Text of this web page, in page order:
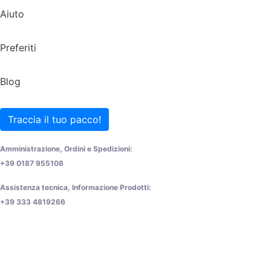
Aiuto
Preferiti
Blog
Traccia il tuo pacco!
Amministrazione, Ordini e Spedizioni:
+39 0187 955108
Assistenza tecnica, Informazione Prodotti:
+39 333 4819266